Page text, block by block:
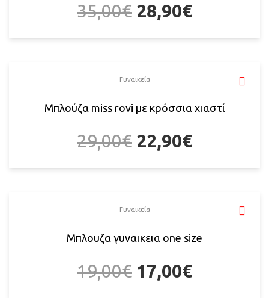
35,00€ 28,90€
Γυναικεία
Μπλούζα miss rovi με κρόσσια χιαστί
29,00€ 22,90€
Γυναικεία
Μπλουζα γυναικεια one size
19,00€ 17,00€